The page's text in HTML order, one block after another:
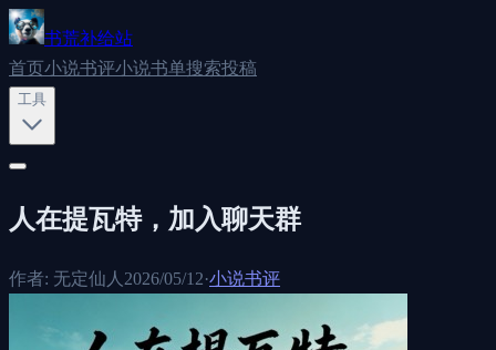
书荒补给站
首页小说书评小说书单搜索投稿
工具
人在提瓦特，加入聊天群
作者: 无定仙人 2026/05/12·小说书评